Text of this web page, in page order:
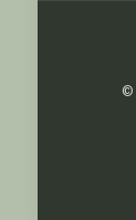
©